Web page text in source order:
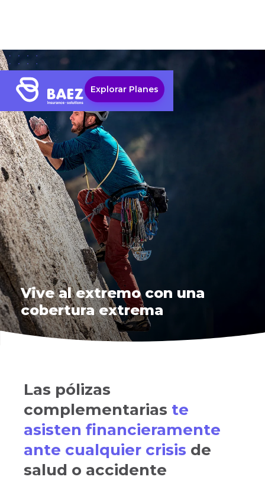
Explorar Planes
Las pólizas
complementarias te
asisten financieramente
ante cualquier crisis de
salud o accidente
Vive al extremo con una
cobertura extrema